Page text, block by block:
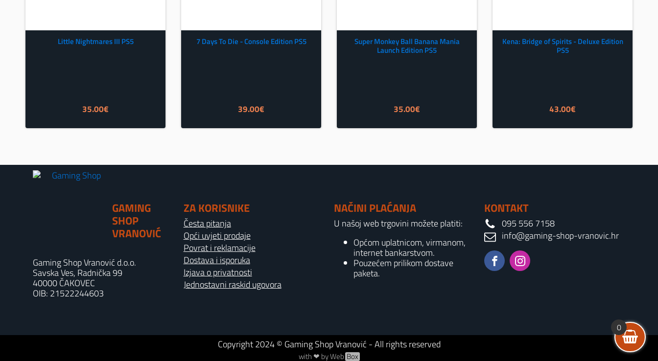
Little Nightmares III PS5
35.00€
7 Days To Die - Console Edition PS5
39.00€
Super Monkey Ball Banana Mania
Launch Edition PS5
35.00€
Kena: Bridge of Spirits - Deluxe Edition
PS5
43.00€
GAMING
SHOP
VRANOVIĆ
Gaming Shop Vranović d.o.o.
Savska Ves, Radnička 99
40000 ČAKOVEC
OIB: 21522244603
ZA KORISNIKE
Česta pitanja
Opći uvjeti prodaje
Povrat i reklamacije
Dostava i isporuka
Izjava o privatnosti
Jednostavni raskid ugovora
NAČINI PLAĆANJA
U našoj web trgovini možete platiti:
Općom uplatnicom, virmanom,
internet bankarstvom.
Pouzećem prilikom dostave
paketa.
KONTAKT
095 556 7158
info@gaming-shop-vranovic.hr
Copyright2024© Gaming Shop Vranović - All rights reserved
with ❤ by Web Box
0